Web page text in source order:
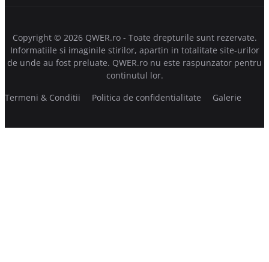
Copyright © 2026 QWER.ro - Toate drepturile sunt rezervate.
Informatiile si imaginile stirilor, apartin in totalitate site-urilor
de unde au fost preluate. QWER.ro nu este raspunzator pentru
continutul lor.
Termeni & Conditii
Politica de confidentialitate Galerie